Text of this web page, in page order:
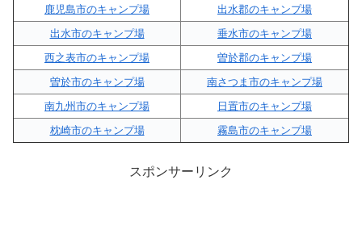
鹿児島市のキャンプ場
出水郡のキャンプ場
出水市のキャンプ場
垂水市のキャンプ場
西之表市のキャンプ場
曽於郡のキャンプ場
曽於市のキャンプ場
南さつま市のキャンプ場
南九州市のキャンプ場
日置市のキャンプ場
枕崎市のキャンプ場
霧島市のキャンプ場
スポンサーリンク